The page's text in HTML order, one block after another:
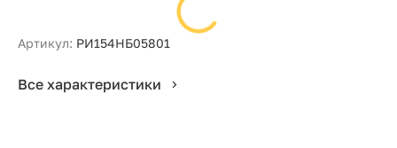
Артикул: РИ154НБ05801
Все характеристики